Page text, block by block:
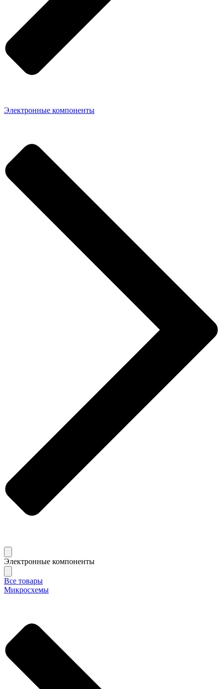
Электронные компоненты
Электронные компоненты
Все товары
Микросхемы